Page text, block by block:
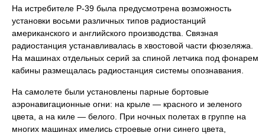
На истребителе Р-39 была предусмотрена возможность
установки восьми различных типов радиостанций
американского и английского производства. Связная
радиостанция устанавливалась в хвостовой части фюзеляжа.
На машинах отдельных серий за спиной летчика под фонарем
кабины размещалась радиостанция системы опознавания.
На самолете были установлены парные бортовые
аэронавигационные огни: на крыле — красного и зеленого
цвета, а на киле — белого. При ночных полетах в группе на
многих машинах имелись строевые огни синего цвета,